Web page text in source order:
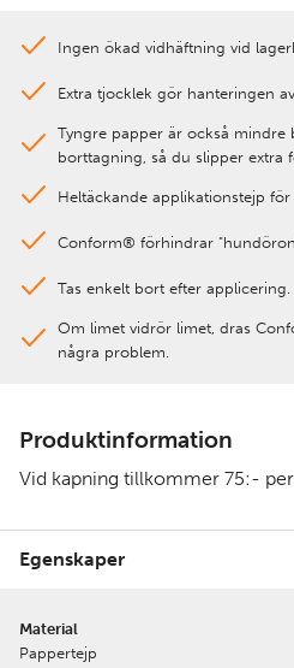
Ingen ökad vidhäftning vid
Extra tjocklek gör hanteringen
Tyngre papper är också mindre
borttagning, så du slipper extra
Heltäckande applikationstejp
Conform® förhindrar
Tas enkelt bort efter applicering.
Om limet vidrör limet, dras
några problem.
Produktinformation
Vid kapning tillkommer 75:-
Egenskaper
Material
Pappertejp